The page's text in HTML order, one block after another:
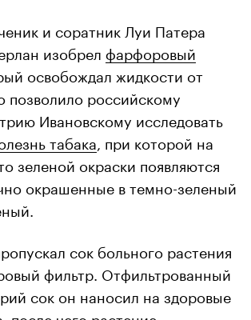
и соратник Луи Патера
изобрел фарфоровый
освобождал жидкости от
позволило российскому
Ивановскому исследовать
табака , при которой на
зеленой окраски появляются
окрашенные в темно-зеленый
сок больного растения
фильтр. Отфильтрованный
сок он наносил на здоровые